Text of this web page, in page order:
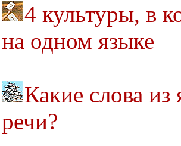
4 культуры, в
на одном языке
Какие слова
речи?